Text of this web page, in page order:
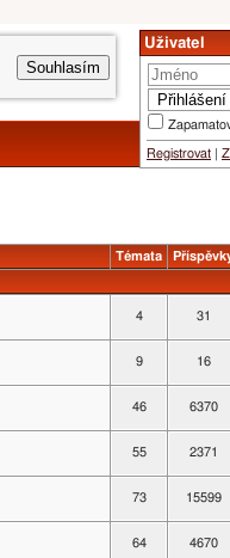
Souhlasím
Uživatel
Registrovat
Témata
4 31
9 16
46 6370
55 2371
73 15599
64 4670